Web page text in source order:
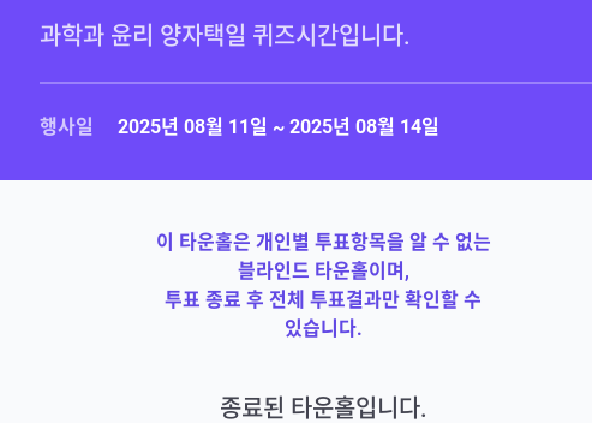
행사일 2025년 08월 11일 ~ 2025년 08월 14일
이 타운홀은 개인별 투표항목을 알 수 없는
블라인드 타운홀이며,
투표 종료 후 전체 투표결과만 확인할 수
있습니다.
종료된 타운홀입니다.